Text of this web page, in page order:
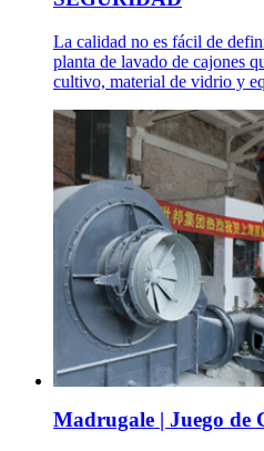
La calidad no es fácil de
planta de lavado de cajones
cultivo, material de vidrio y
Madrugale | Juego de